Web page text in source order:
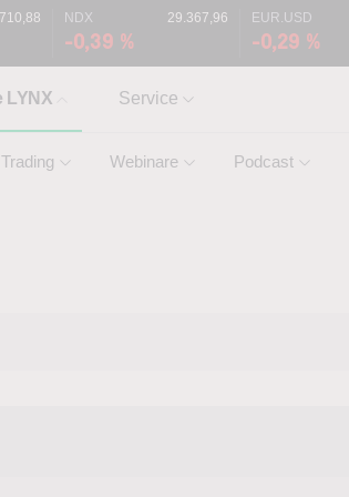
NDX 29.367,96
-0,39 %
EUR.USD
-0,29 %
LYNX
Trading Webinare Podcast
Service